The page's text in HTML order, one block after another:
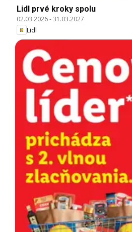
Lidl prvé kroky spolu
02.03.2026-31.03.2027
Lidl